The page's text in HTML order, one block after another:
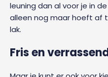
leuning dan al voor je in
alleen nog maar hoeft af
lak.
Fris en